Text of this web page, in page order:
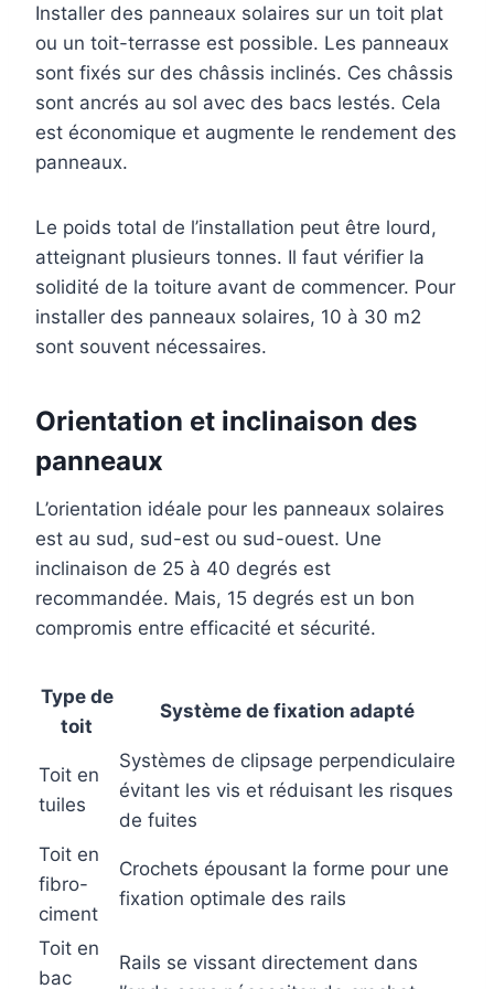
Installer des panneaux solaires sur un toit plat
ou un toit-terrasse est possible. Les panneaux
sont fixés sur des châssis inclinés. Ces châssis
sont ancrés au sol avec des bacs lestés. Cela
est économique et augmente le rendement des
panneaux.
Le poids total de l’installation peut être lourd,
atteignant plusieurs tonnes. Il faut vérifier la
solidité de la toiture avant de commencer. Pour
installer des panneaux solaires, 10 à 30 m2
sont souvent nécessaires.
Orientation et inclinaison des
panneaux
L’orientation idéale pour les panneaux solaires
est au sud, sud-est ou sud-ouest. Une
inclinaison de 25 à 40 degrés est
recommandée. Mais, 15 degrés est un bon
compromis entre efficacité et sécurité.
Type de
toit
Système de fixation adapté
Toit en
tuiles
Systèmes de clipsage perpendiculaire
évitant les vis et réduisant les risques
de fuites
Toit en
fibro-
ciment
Crochets épousant la forme pour une
fixation optimale des rails
Toit en
bac
Rails se vissant directement dans